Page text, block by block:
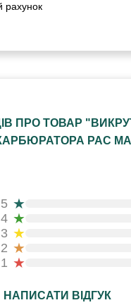
рахунок
ПРО ТОВАР
PAC
5 ★
4 ★
3 ★
2 ★
1 ★
НАПИСАТИ ВІДГУК